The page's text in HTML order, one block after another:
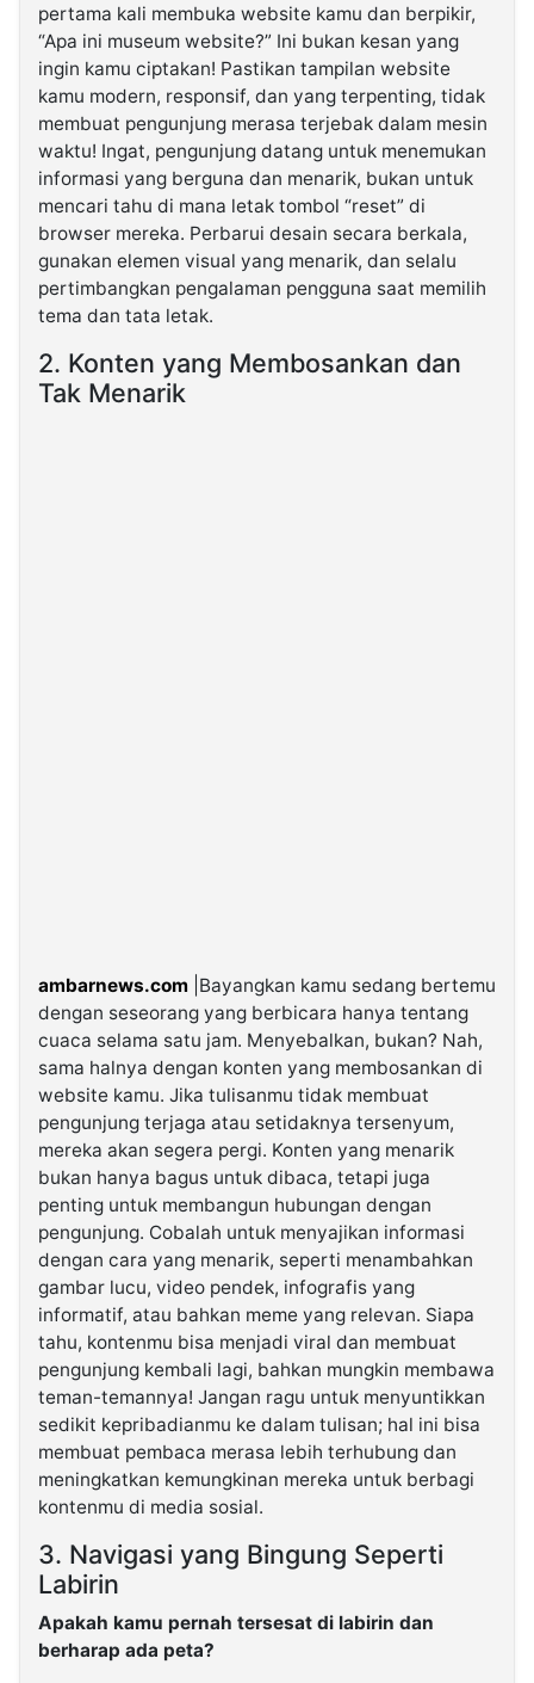
Kabarbaru
Media
Holding
pertama kali membuka website kamu dan berpikir,
“Apa ini museum website?” Ini bukan kesan yang
ingin kamu ciptakan! Pastikan tampilan website
kamu modern, responsif, dan yang terpenting, tidak
membuat pengunjung merasa terjebak dalam mesin
waktu! Ingat, pengunjung datang untuk menemukan
informasi yang berguna dan menarik, bukan untuk
mencari tahu di mana letak tombol “reset” di
browser mereka. Perbarui desain secara berkala,
gunakan elemen visual yang menarik, dan selalu
pertimbangkan pengalaman pengguna saat memilih
tema dan tata letak.
2. Konten yang Membosankan dan
Tak Menarik
ambarnews.com |Bayangkan kamu sedang bertemu
dengan seseorang yang berbicara hanya tentang
cuaca selama satu jam. Menyebalkan, bukan? Nah,
sama halnya dengan konten yang membosankan di
website kamu. Jika tulisanmu tidak membuat
pengunjung terjaga atau setidaknya tersenyum,
mereka akan segera pergi. Konten yang menarik
bukan hanya bagus untuk dibaca, tetapi juga
penting untuk membangun hubungan dengan
pengunjung. Cobalah untuk menyajikan informasi
dengan cara yang menarik, seperti menambahkan
gambar lucu, video pendek, infografis yang
informatif, atau bahkan meme yang relevan. Siapa
tahu, kontenmu bisa menjadi viral dan membuat
pengunjung kembali lagi, bahkan mungkin membawa
teman-temannya! Jangan ragu untuk menyuntikkan
sedikit kepribadianmu ke dalam tulisan; hal ini bisa
membuat pembaca merasa lebih terhubung dan
meningkatkan kemungkinan mereka untuk berbagi
kontenmu di media sosial.
3. Navigasi yang Bingung Seperti
Labirin
Apakah kamu pernah tersesat di labirin dan
berharap ada peta?